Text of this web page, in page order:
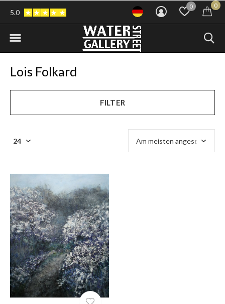
0 0
5.0
Lois Folkard
FILTER